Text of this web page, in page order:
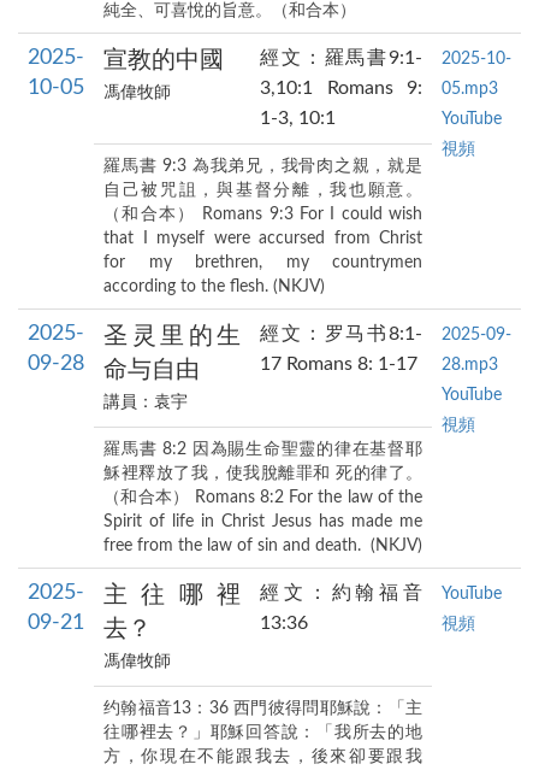
純全、可喜悅的旨意。（和合本）
2025-
10-05
宣教的中國
馮偉牧師
經文：羅馬書9:1-
3,10:1 Romans 9:
1-3, 10:1
2025-10-
05.mp3
YouTube
視頻
羅馬書 9:3 為我弟兄，我骨肉之親，就是
自己被咒詛，與基督分離，我也願意。
（和合本） Romans 9:3 For I could wish
that I myself were accursed from Christ
for my brethren, my countrymen
according to the flesh. (NKJV)
2025-
09-28
圣灵里的生
命与自由
講員：袁宇
經文：罗马书8:1-
17 Romans 8: 1-17
2025-09-
28.mp3
YouTube
視頻
羅馬書 8:2 因為賜生命聖靈的律在基督耶
穌裡釋放了我，使我脫離罪和 死的律了。
（和合本） Romans 8:2 For the law of the
Spirit of life in Christ Jesus has made me
free from the law of sin and death. (NKJV)
2025-
09-21
主往哪裡
去？
馮偉牧師
經文：約翰福音
13:36
YouTube
視頻
约翰福音13：36 西門彼得問耶穌說：「主
往哪裡去？」耶穌回答說：「我所去的地
方，你現在不能跟我去，後來卻要跟我